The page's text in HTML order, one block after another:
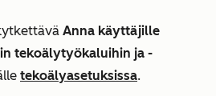
Anna käyttäjille
tekoälytyökaluihin ja -
tekoälyasetuksissa.